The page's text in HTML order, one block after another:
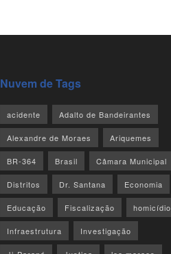
Nuvem de Tags
acidente Adalto de Bandeirantes
Alexandre de Moraes Ariquemes
BR-364 Brasil Câmara Municipal
Distritos Dr. Santana Economia
Educação Fiscalização homicídio
Infraestrutura Investigação